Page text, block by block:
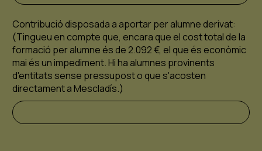
Contribució disposada a aportar per alumne derivat:
(Tingueu en compte que, encara que el cost total de la
formació per alumne és de 2.092 €, el que és econòmic
mai és un impediment. Hi ha alumnes provinents
d'entitats sense pressupost o que s'acosten
directament a Mescladís.)